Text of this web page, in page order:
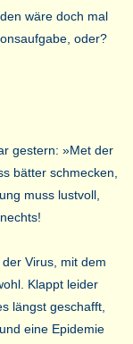
wäre doch mal
oder?
gestern: »Met der
bätter schmecken,
muss lustvoll,
Virus, mit dem
Klappt leider
längst geschafft,
eine Epidemie